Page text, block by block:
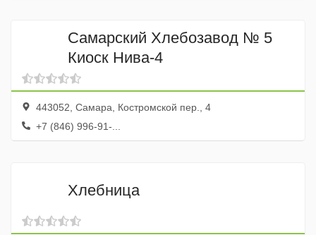
Самарский Хлебозавод № 5
Киоск Нива-4
443052, Самара, Костромской пер., 4
+7 (846) 996-91-...
Хлебница